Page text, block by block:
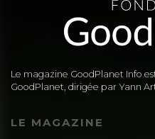
Le magazine GoodPlanet Info
GoodPlanet, dirigée par Yann
LE MAGAZINE